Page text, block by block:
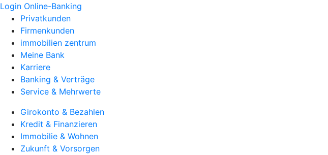
Login Online-Banking
Privatkunden
Firmenkunden
immobilien zentrum
Meine Bank
Karriere
Banking & Verträge
Service & Mehrwerte
Girokonto & Bezahlen
Kredit & Finanzieren
Immobilie & Wohnen
Zukunft & Vorsorgen